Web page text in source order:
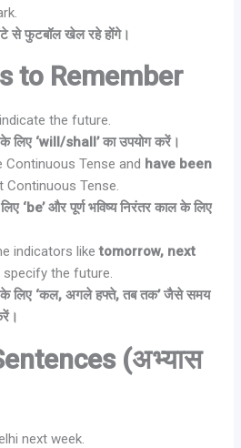
से फुटबॉल खेल रहे होंगे।
to Remember
the future.
के लिए ‘will/shall’ का उपयोग करें।
Continuous Tense and have been
Tense.
‘be’ और पूर्ण भविष्य निरंतर काल के लिए
indicators liketomorrow, next
the future.
के लिए ‘कल, अगले हफ्ते, तब तक’ जैसे समय
(अभ्यास
next week.